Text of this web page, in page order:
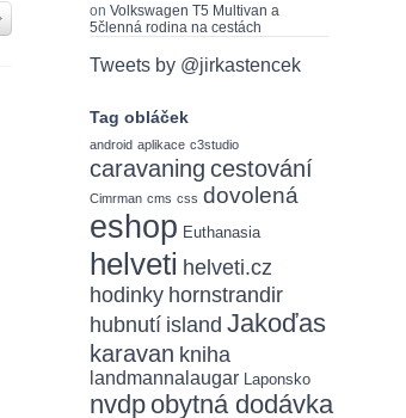
on Volkswagen T5 Multivan a
5členná rodina na cestách
Tweets by @jirkastencek
Tag obláček
android aplikace c3studio
caravaning cestování
Cimrman cms css dovolená
eshop Euthanasia
helveti helveti.cz
hodinky hornstrandir
hubnutí island Jakoďas
karavan kniha
landmannalaugar Laponsko
nvdp obytná dodávka